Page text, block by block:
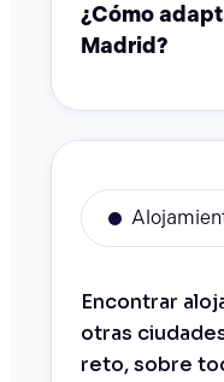
¿Cómo
Madrid?
Encontrar
otras
reto, sobre